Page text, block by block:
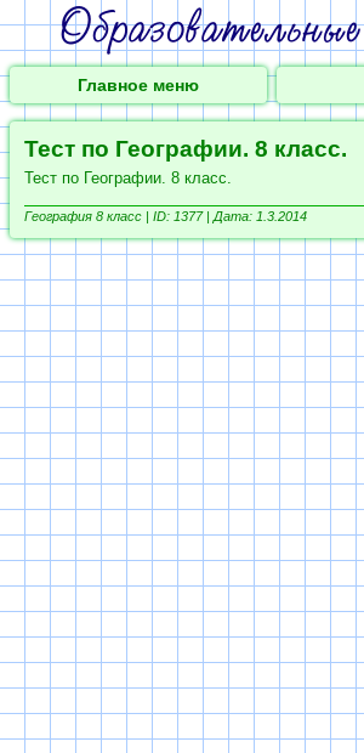
Главное меню
Тест по Географии. 8 класс.
Тест по Географии. 8 класс.
География 8 класс | ID: 1377 | Дата: 1.3.2014